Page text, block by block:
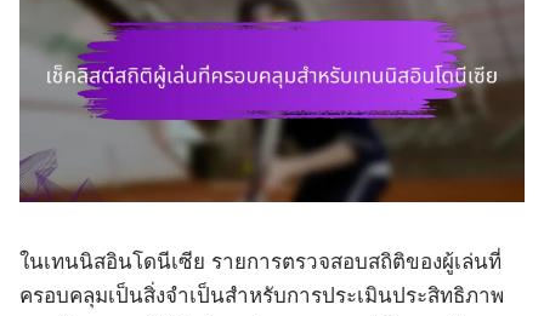
ในเทนนิสอินโดนีเซีย รายการตรวจสอบสถิติของผู้เล่นที่
ครอบคลุมเป็นสิ่งจำเป็นสำหรับการประเมินประสิทธิภาพ